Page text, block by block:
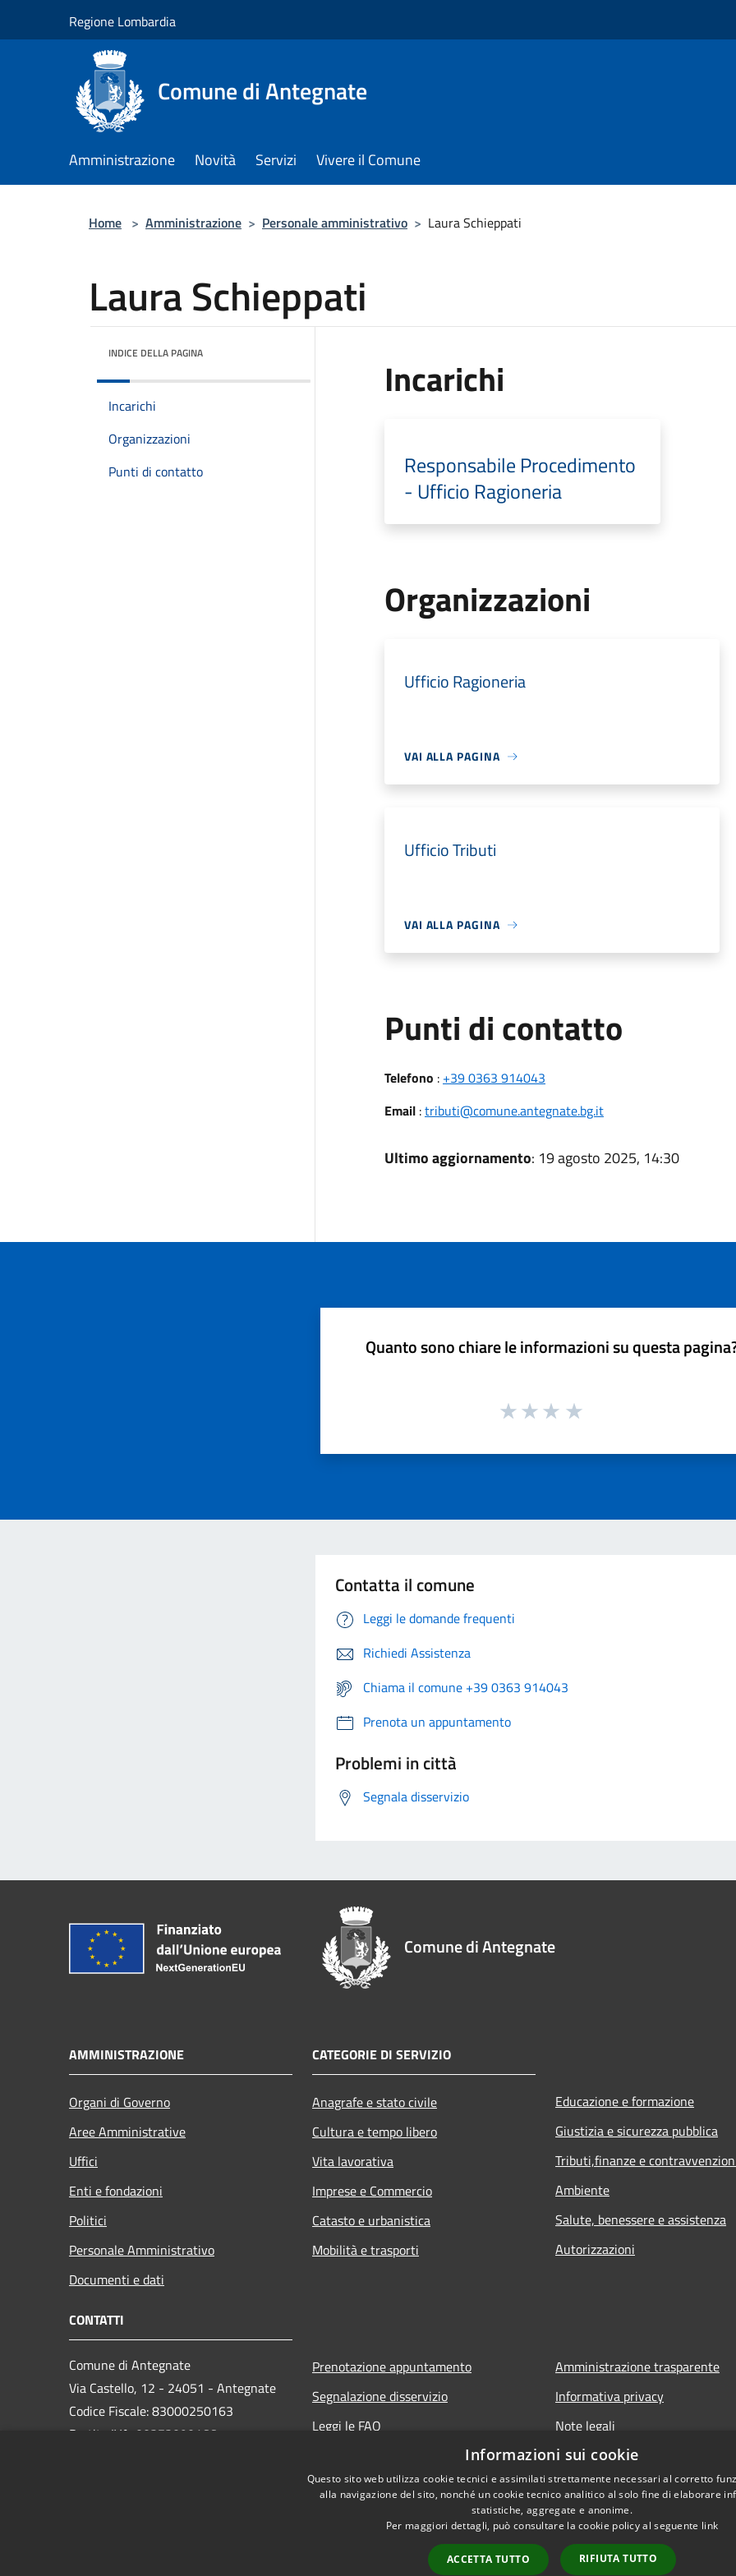
Regione Lombardia
Comune di Antegnate
Amministrazione Novità Servizi Vivere il Comune
Home > Amministrazione > Personale amministrativo > Laura Schieppati
Laura Schieppati
INDICE DELLA PAGINA
Incarichi
Organizzazioni
Punti di contatto
Incarichi
Responsabile Procedimento
- Ufficio Ragioneria
Organizzazioni
Ufficio Ragioneria
VAI ALLA PAGINA
Ufficio Tributi
VAI ALLA PAGINA
Punti di contatto
Telefono : +39 0363 914043
Email:tributi@comune.antegnate.bg.it
Ultimo aggiornamento: 19 agosto 2025, 14:30
Quanto sono chiare le informazioni su questa
Contatta il comune
Leggi le domande frequenti
Richiedi Assistenza
Chiama il comune +39 0363 914043
Prenota un appuntamento
Problemi in città
Segnala disservizio
Comune di Antegnate
AMMINISTRAZIONE
Organi di Governo
Aree Amministrative
Uffici
Enti e fondazioni
Politici
Personale Amministrativo
Documenti e dati
CATEGORIE DI SERVIZIO
Anagrafe e stato civile
Cultura e tempo libero
Vita lavorativa
Imprese e Commercio
Catasto e urbanistica
Mobilità e trasporti
Educazione e formazione
Giustizia e sicurezza pubblica
Tributi,finanze e
Ambiente
Salute, benessere e assistenza
Autorizzazioni
CONTATTI
Comune di Antegnate
Via Castello, 12 - 24051 - Antegnate
Codice Fiscale: 83000250163
Partita IVA: 00373090166
Prenotazione appuntamento
Segnalazione disservizio
Leggi le FAQ
Amministrazione trasparente
Informativa privacy
Note legali
Dichiarazione di accessibilità
Informazioni sui cookie
Questo sito web utilizza cookie tecnici e assimilati strettamente necessari al corretto
alla navigazione del sito, nonché un cookie tecnico analitico al solo fine di elaborare
statistiche, aggregate e anonime.
Per maggiori dettagli, può consultare la cookie policy al seguente link
ACCETTA TUTTO RIFIUTA TUTTO